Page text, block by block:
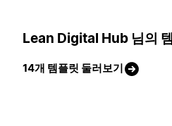
Lean Digital Hub 님의
14개 템플릿 둘러보기